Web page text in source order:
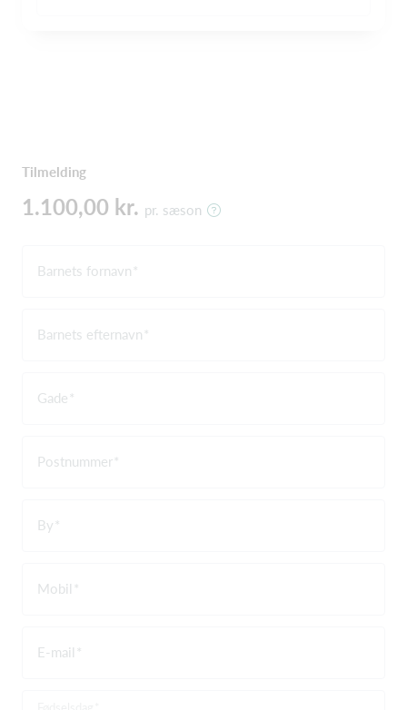
Tilmelding
1.100,00 kr. pr. sæson
Barnets fornavn
Barnets efternavn
Gade
Postnummer
By
Mobil
E-mail